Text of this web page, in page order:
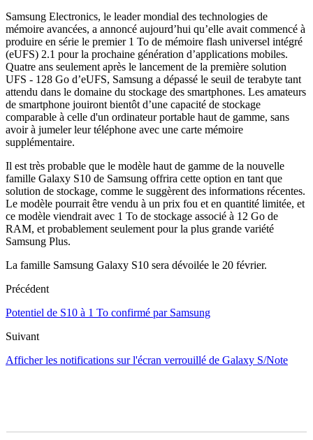
Samsung Electronics, le leader mondial des technologies de
mémoire avancées, a annoncé aujourd’hui qu’elle avait commencé à
produire en série le premier 1 To de mémoire flash universel intégré
(eUFS) 2.1 pour la prochaine génération d’applications mobiles.
Quatre ans seulement après le lancement de la première solution
UFS - 128 Go d’eUFS, Samsung a dépassé le seuil de terabyte tant
attendu dans le domaine du stockage des smartphones. Les amateurs
de smartphone jouiront bientôt d’une capacité de stockage
comparable à celle d'un ordinateur portable haut de gamme, sans
avoir à jumeler leur téléphone avec une carte mémoire
supplémentaire.
Il est très probable que le modèle haut de gamme de la nouvelle
famille Galaxy S10 de Samsung offrira cette option en tant que
solution de stockage, comme le suggèrent des informations récentes.
Le modèle pourrait être vendu à un prix fou et en quantité limitée, et
ce modèle viendrait avec 1 To de stockage associé à 12 Go de
RAM, et probablement seulement pour la plus grande variété
Samsung Plus.
La famille Samsung Galaxy S10 sera dévoilée le 20 février.
Précédent
Potentiel de S10 à 1 To confirmé par Samsung
Suivant
Afficher les notifications sur l'écran verrouillé de Galaxy S/Note